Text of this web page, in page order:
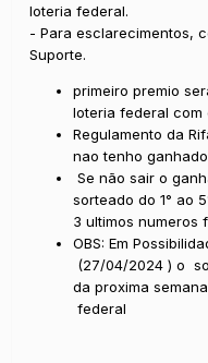
loteria federal.
- Para esclarecimentos,
Suporte.
primeiro premio
loteria federal com
Regulamento da
nao tenho
Se não sair o
sorteado do 1° ao
3 ultimos numeros
OBS: Em
(27/04/2024 ) o
da proxima
federal